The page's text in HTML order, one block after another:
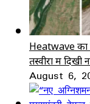
Heatwave का
तस्वीरों में दिखी
August 6,